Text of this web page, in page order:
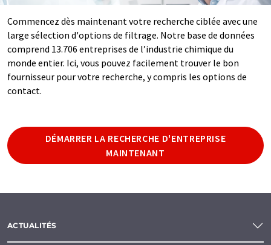
Commencez dès maintenant votre recherche ciblée avec une
large sélection d'options de filtrage. Notre base de données
comprend 13.706 entreprises de l’industrie chimique du
monde entier. Ici, vous pouvez facilement trouver le bon
fournisseur pour votre recherche, y compris les options de
contact.
DÉMARRER LA RECHERCHE D'ENTREPRISE
MAINTENANT
ACTUALITÉS